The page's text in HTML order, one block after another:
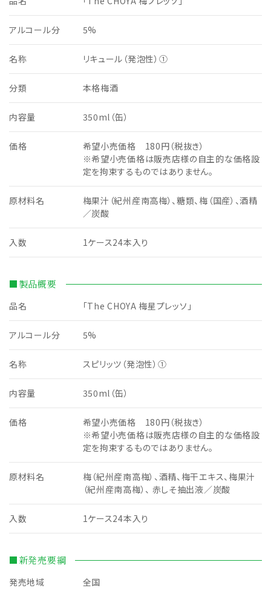
アルコール分 5%
名称 リキュール（発泡性）①
分類 本格梅酒
内容量 350ml（缶）
価格
希望小売価格 180円（税抜き）
※希望小売価格は販売店様の自主的な価格設
定を拘束するものではありません。
原材料名
梅果汁（紀州産南高梅）、糖類、梅（国産）、酒精
／炭酸
入数 1ケース24本入り
■製品概要
品名 「The CHOYA 梅星プレッソ」
アルコール分 5%
名称 スピリッツ（発泡性）①
内容量 350ml（缶）
価格
希望小売価格 180円（税抜き）
※希望小売価格は販売店様の自主的な価格設
定を拘束するものではありません。
原材料名
梅（紀州産南高梅）、酒精、梅干エキス、梅果汁
（紀州産南高梅）、 赤しそ抽出液／炭酸
入数 1ケース24本入り
■新発売要綱
発売地域 全国